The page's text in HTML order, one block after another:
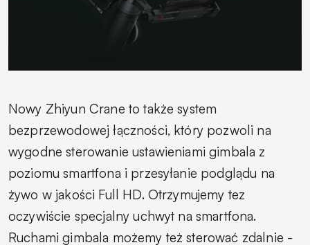
Nowy Zhiyun Crane to także system
bezprzewodowej łączności, który pozwoli na
wygodne sterowanie ustawieniami gimbala z
poziomu smartfona i przesyłanie podglądu na
żywo w jakości Full HD. Otrzymujemy tez
oczywiście specjalny uchwyt na smartfona.
Ruchami gimbala możemy też sterować zdalnie -